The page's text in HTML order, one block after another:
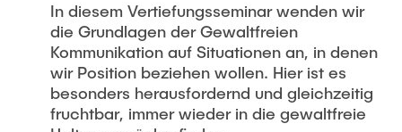
In diesem Vertiefungsseminar wenden wir
die Grundlagen der Gewaltfreien
Kommunikation auf Situationen an, in denen
wir Position beziehen wollen. Hier ist es
besonders herausfordernd und gleichzeitig
fruchtbar, immer wieder in die gewaltfreie